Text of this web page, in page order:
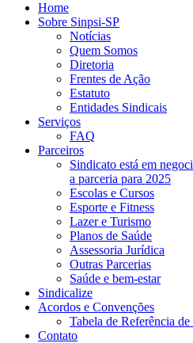
Home
Sobre Sinpsi-SP
Notícias
Quem Somos
Diretoria
Frentes de Ação
Estatuto
Entidades Sindicais
Serviços
FAQ
Parceiros
Sindicato está em
a parceria para 2025
Escolas e Cursos
Esporte e Fitness
Lazer e Turismo
Planos de Saúde
Assessoria Jurídica
Outras Parcerias
Saúde e bem-estar
Sindicalize
Acordos e Convenções
Tabela de Referência
Contato